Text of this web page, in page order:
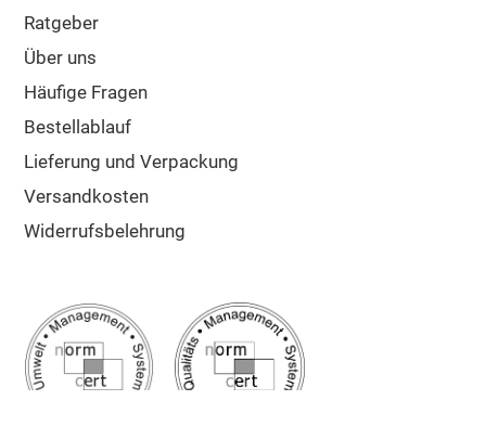
Ratgeber
Über uns
Häufige Fragen
Bestellablauf
Lieferung und Verpackung
Versandkosten
Widerrufsbelehrung